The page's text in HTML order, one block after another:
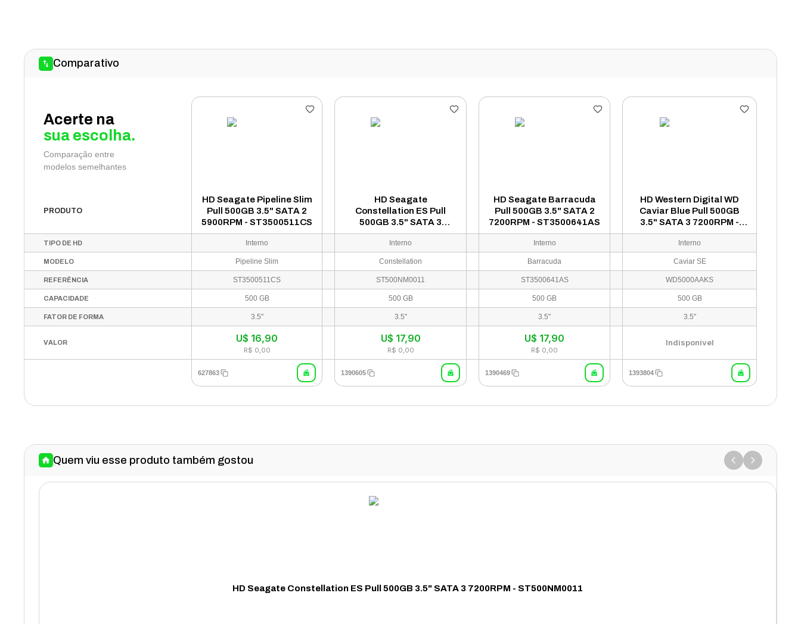
Comparativo
Acerte na
sua escolha.
Comparação entre
modelos semelhantes
PRODUTO
HD Seagate Pipeline Slim
Pull 500GB 3.5" SATA 2
5900RPM - ST3500511CS
HD Seagate
Constellation ES Pull
500GB 3.5" SATA 3
7200RPM - ST500NM0011
HD Seagate Barracuda
Pull 500GB 3.5" SATA 2
7200RPM - ST3500641AS
HD Western Digital WD
Caviar Blue Pull 500GB
3.5" SATA 3 7200RPM -
WD5000AAKS
TIPO DE HD Interno Interno Interno Interno
MODELO Pipeline Slim Constellation Barracuda Caviar SE
REFERÊNCIA ST3500511CS ST500NM0011 ST3500641AS WD5000AAKS
CAPACIDADE 500 GB 500 GB 500 GB 500 GB
FATOR DE FORMA 3.5" 3.5" 3.5" 3.5"
VALOR U$ 16,90
R$ 0,00
U$ 17,90
R$ 0,00
U$ 17,90
R$ 0,00
Indisponível
627863 1390605 1390469 1393804
Quem viu esse produto também gostou
HD Seagate Constellation ES Pull 500GB 3.5" SATA 3 7200RPM - ST500NM0011